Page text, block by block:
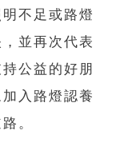
不足或路燈
並再次代表
公益的好朋
入路燈認養
。